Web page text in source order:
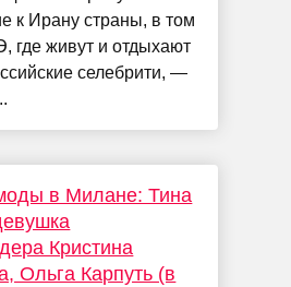
к Ирану страны, в том
где живут и отдыхают
селебрити, —
в Милане: Тина
Кристина
Ольга Карпуть (в